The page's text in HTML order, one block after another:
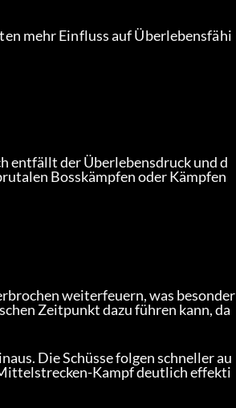
mehr Einfluss auf Überlebensfähi
entfällt der Überlebensdruck und d
Bosskämpfen oder Kämpfen
weiterfeuern, was besonder
Zeitpunkt dazu führen kann, da
Die Schüsse folgen schneller au
Kampf deutlich effekti